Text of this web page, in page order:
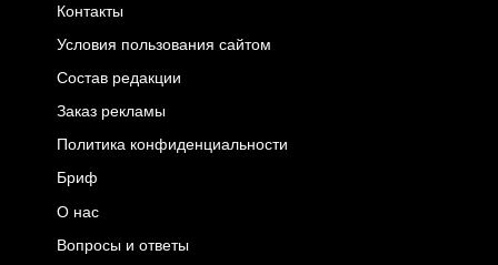
Контакты
Условия пользования сайтом
Состав редакции
Заказ рекламы
Политика конфиденциальности
Бриф
О нас
Вопросы и ответы